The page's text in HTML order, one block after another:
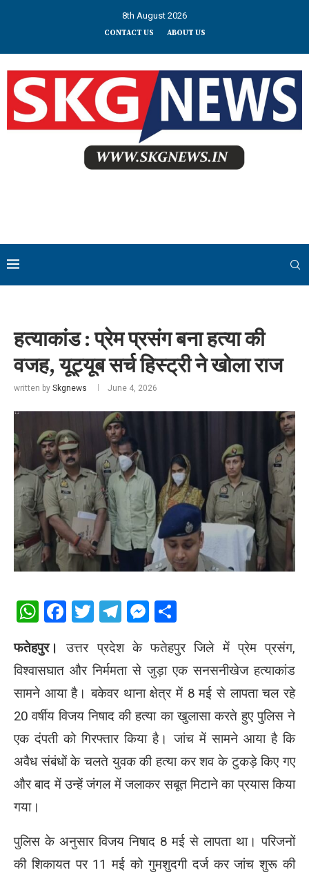
8th August 2026
CONTACT US ABOUT US
हत्याकांड : प्रेम प्रसंग बना हत्या की
वजह, यूट्यूब सर्च हिस्ट्री ने खोला राज
written by Skgnews June 4, 2026
WhatsApp
Facebook
Twitter
Telegram
Messenger
फतेहपुर।
उत्तर प्रदेश के फतेहपुर जिले में प्रेम प्रसंग,
विश्वासघात और निर्ममता से जुड़ा एक सनसनीखेज हत्याकांड
सामने आया है। बकेवर थाना क्षेत्र में 8 मई से लापता चल रहे
20 वर्षीय विजय निषाद की हत्या का खुलासा करते हुए पुलिस ने
एक दंपती को गिरफ्तार किया है। जांच में सामने आया है कि
अवैध संबंधों के चलते युवक की हत्या कर शव के टुकड़े किए गए
और बाद में उन्हें जंगल में जलाकर सबूत मिटाने का प्रयास किया
गया।
पुलिस के अनुसार विजय निषाद 8 मई से लापता था। परिजनों
की शिकायत पर 11 मई को गुमशुदगी दर्ज कर जांच शुरू की